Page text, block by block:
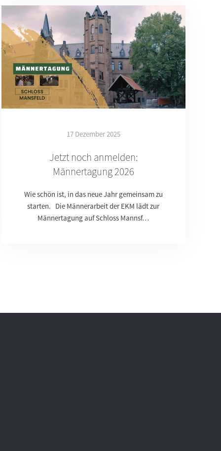
17 Dezember 2025
Jetzt noch anmelden:
Männertagung 2026
Wie schön ist, in das neue Jahr gemeinsam zu
starten. Die Männerarbeit der EKM lädt zur
Männertagung auf Schloss Mannsf…